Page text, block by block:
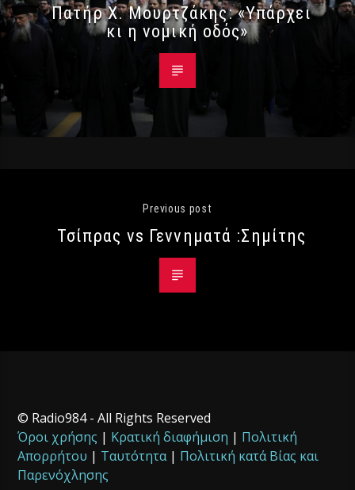
Πατήρ Χ. Μουρτζάκης: «Υπάρχει
κι η νομική οδός»
Previous post
Τσίπρας vs Γεννηματά :Σημίτης
© Radio984 - All Rights Reserved
Όροι χρήσης | Κρατική διαφήμιση | Πολιτική
Απορρήτου | Ταυτότητα| Πολιτική κατά Βίας και
Παρενόχλησης